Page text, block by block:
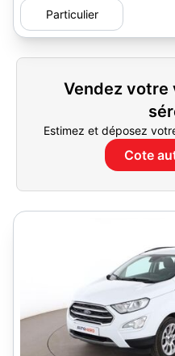
Particulier
Vendez votre
Estimez et déposez
Cote